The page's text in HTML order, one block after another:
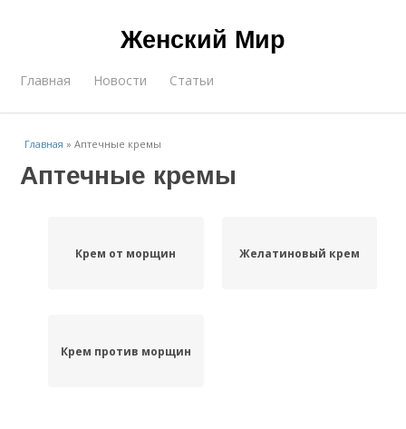
Женский Мир
Главная Новости Статьи
Главная »Аптечные кремы
Аптечные кремы
Крем от морщин Желатиновый крем
Крем против морщин